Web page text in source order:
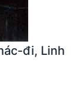
đi, Linh